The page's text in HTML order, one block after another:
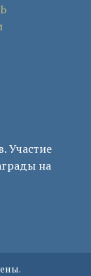
Участие
на